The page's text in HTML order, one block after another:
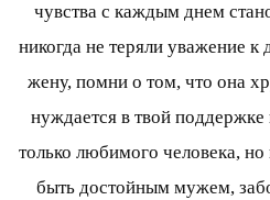
чувства с каждым днем
никогда не теряли уважение
жену, помни о том, что она
нуждается в твой поддержке
только любимого человека,
быть достойным мужем,